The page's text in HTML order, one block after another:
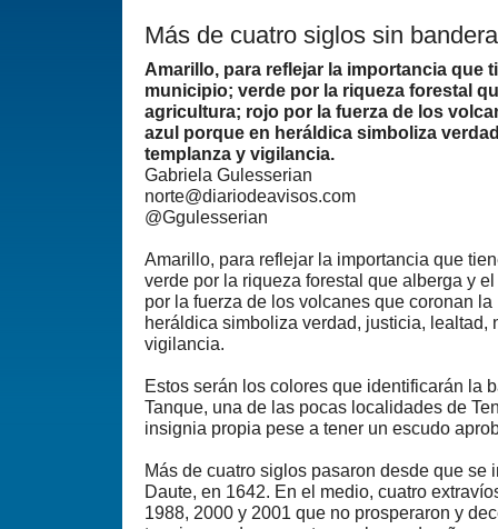
Más de cuatro siglos sin bandera
Amarillo, para reflejar la importancia que
municipio; verde por la riqueza forestal
agricultura; rojo por la fuerza de los
azul porque en heráldica simboliza
templanza y vigilancia.
Gabriela Gulesserian
norte@diariodeavisos.com
@Ggulesserian
Amarillo, para reflejar la importancia que
verde por la riqueza forestal que alberga y
por la fuerza de los volcanes que coronan
heráldica simboliza verdad, justicia, lealtad,
vigilancia.
Estos serán los colores que identificarán la
Tanque, una de las pocas localidades de
insignia propia pese a tener un escudo
Más de cuatro siglos pasaron desde que se
Daute, en 1642. En el medio, cuatro
1988, 2000 y 2001 que no prosperaron y